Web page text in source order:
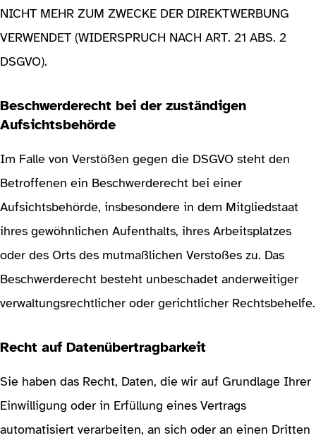
NICHT MEHR ZUM ZWECKE DER DIREKTWERBUNG
VERWENDET (WIDERSPRUCH NACH ART. 21 ABS. 2
DSGVO).
Beschwerderecht bei der zuständigen
Aufsichtsbehörde
Im Falle von Verstößen gegen die DSGVO steht den
Betroffenen ein Beschwerderecht bei einer
Aufsichtsbehörde, insbesondere in dem Mitgliedstaat
ihres gewöhnlichen Aufenthalts, ihres Arbeitsplatzes
oder des Orts des mutmaßlichen Verstoßes zu. Das
Beschwerderecht besteht unbeschadet anderweitiger
verwaltungsrechtlicher oder gerichtlicher Rechtsbehelfe.
Recht auf Datenübertragbarkeit
Sie haben das Recht, Daten, die wir auf Grundlage Ihrer
Einwilligung oder in Erfüllung eines Vertrags
automatisiert verarbeiten, an sich oder an einen Dritten